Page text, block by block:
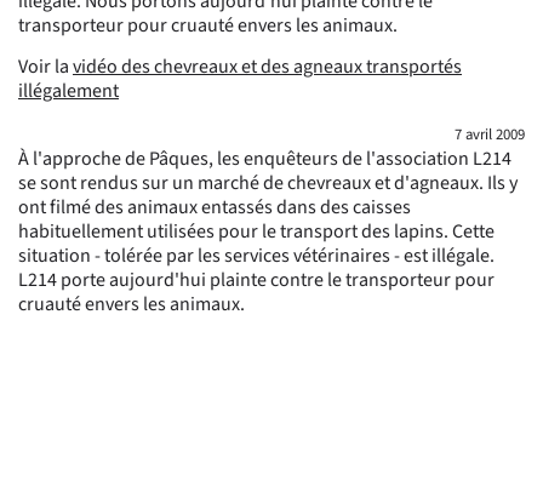
transporteur pour cruauté envers les animaux.
Voir lavidéo des chevreaux et des agneaux transportés
illégalement
7 avril 2009
À l'approche de Pâques, les enquêteurs de l'association L214
se sont rendus sur un marché de chevreaux et d'agneaux. Ils y
ont filmé des animaux entassés dans des caisses
habituellement utilisées pour le transport des lapins. Cette
situation - tolérée par les services vétérinaires - est illégale.
L214 porte aujourd'hui plainte contre le transporteur pour
cruauté envers les animaux.